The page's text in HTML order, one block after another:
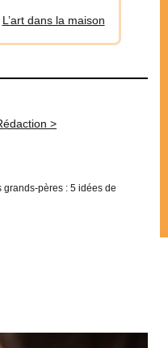
L’art dans la maison
>
grands-pères : 5 idées de